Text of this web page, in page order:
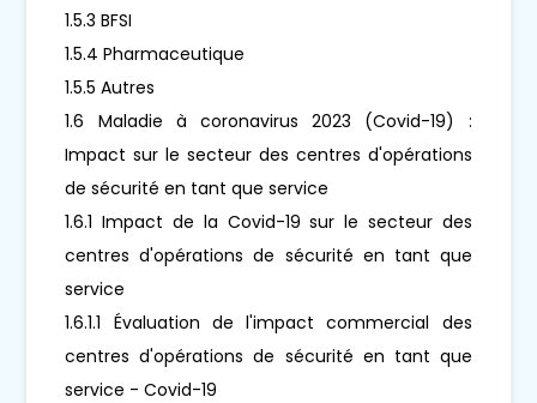
1.5.3 BFSI
1.5.4 Pharmaceutique
1.5.5 Autres
1.6 Maladie à coronavirus 2023 (Covid-19) :
Impact sur le secteur des centres d'opérations
de sécurité en tant que service
1.6.1 Impact de la Covid-19 sur le secteur des
centres d'opérations de sécurité en tant que
service
1.6.1.1 Évaluation de l'impact commercial des
centres d'opérations de sécurité en tant que
service - Covid-19